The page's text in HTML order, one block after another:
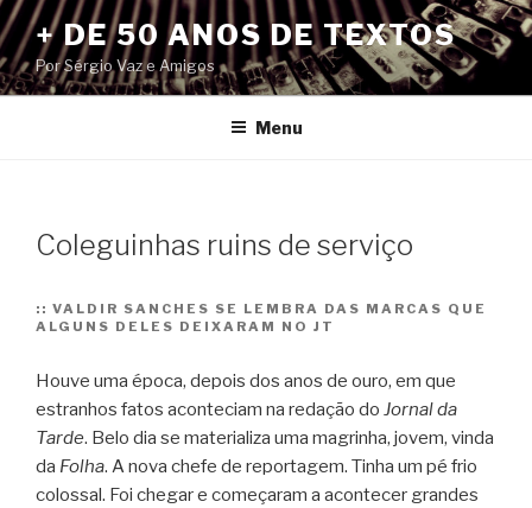
Pular
para
o
conteúdo
+ DE 50 ANOS DE TEXTOS
Por Sérgio Vaz e Amigos
Menu
Coleguinhas ruins de serviço
:: VALDIR SANCHES SE LEMBRA DAS MARCAS QUE
ALGUNS DELES DEIXARAM NO JT
Houve uma época, depois dos anos de ouro, em que
estranhos fatos aconteciam na redação do Jornal da
Tarde. Belo dia se materializa uma magrinha, jovem, vinda
da Folha. A nova chefe de reportagem. Tinha um pé frio
colossal. Foi chegar e começaram a acontecer grandes